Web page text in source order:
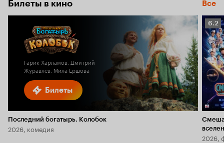
Билеты в кино Все
Билеты
Гарик Харламов, Дмитрий
Журавлев, Мила Ершова
Последний богатырь. Колобок
2026, комедия
6.2
6.2
2026,